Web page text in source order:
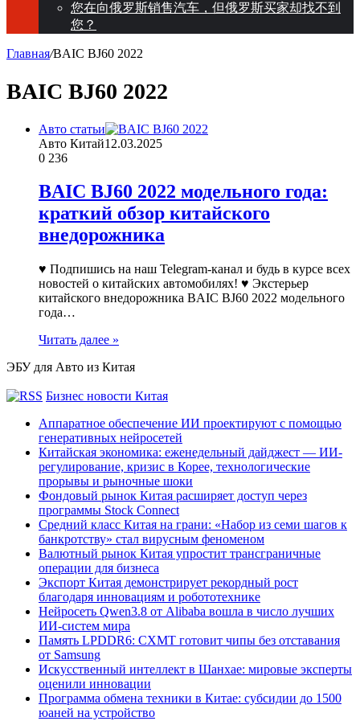
您在向俄罗斯销售汽车，但俄罗斯买家却找不到
您？
Главная/BAIC BJ60 2022
BAIC BJ60 2022
Авто статьи
Авто Китай12.03.2025
0 236
BAIC BJ60 2022 модельного года:
краткий обзор китайского
внедорожника
♥ Подпишись на наш Telegram-канал и будь в курсе всех
новостей о китайских автомобилях! ♥ Экстерьер
китайского внедорожника BAIC BJ60 2022 модельного
года…
Читать далее »
ЭБУ для Авто из Китая
Бизнес новости Китая
Аппаратное обеспечение ИИ проектируют с помощью
генеративных нейросетей
Китайская экономика: еженедельный дайджест — ИИ-
регулирование, кризис в Корее, технологические
прорывы и рыночные шоки
Фондовый рынок Китая расширяет доступ через
программы Stock Connect
Средний класс Китая на грани: «Набор из семи шагов к
банкротству» стал вирусным феноменом
Валютный рынок Китая упростит трансграничные
операции для бизнеса
Экспорт Китая демонстрирует рекордный рост
благодаря инновациям и робототехнике
Нейросеть Qwen3.8 от Alibaba вошла в число лучших
ИИ-систем мира
Память LPDDR6: CXMT готовит чипы без отставания
от Samsung
Искусственный интеллект в Шанхае: мировые эксперты
оценили инновации
Программа обмена техники в Китае: субсидии до 1500
юаней на устройство